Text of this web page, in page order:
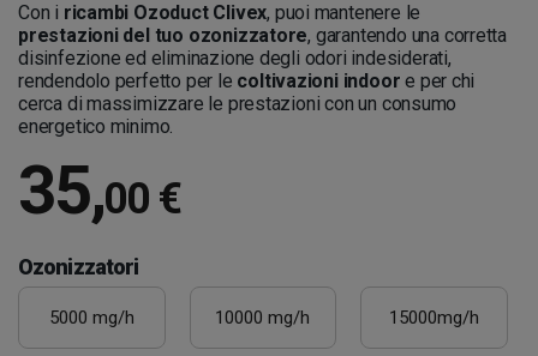
Con i ricambi Ozoduct Clivex, puoi mantenere le
prestazioni del tuo ozonizzatore, garantendo una corretta
disinfezione ed eliminazione degli odori indesiderati,
rendendolo perfetto per le coltivazioni indoor e per chi
cerca di massimizzare le prestazioni con un consumo
energetico minimo.
35,00 €
Ozonizzatori
5000 mg/h 10000 mg/h 15000mg/h